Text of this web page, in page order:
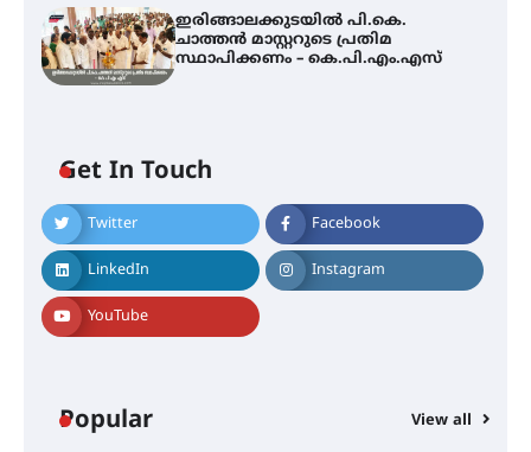
ഇരിങ്ങാലക്കുടയിൽ പി.കെ.
ചാത്തൻ മാസ്റ്ററുടെ പ്രതിമ
സ്ഥാപിക്കണം – കെ.പി.എം.എസ്
Get In Touch
Twitter Facebook
LinkedIn Instagram
YouTube
Popular View all
ആളൂർ പഞ്ചായത്തിനെ
മുകുന്ദപുരം താലൂക്കിൽ
ഉൾപ്പെടുത്തി
പർവസ്ഥിതിയിലാക്കണം –
ഇരിങ്ങാലക്കുട റെയിൽവേ
സ്റ്റേഷൻ വികസനസമിതി